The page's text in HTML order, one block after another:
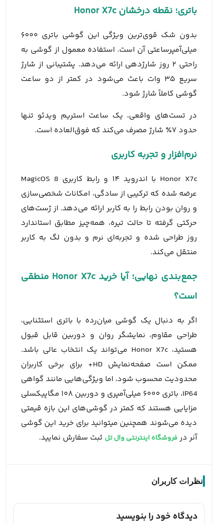
باتری؛ نقطه درخشان Honor X7c
بدون شک قوی‌ترین ویژگی این گوشی
باتری ۶۰۰۰
میلی‌آمپرساعتی آن است. استفاده معمول از گوشی به
راحتی ۲ روز شارژدهی ارائه می‌دهد. پشتیبانی از شارژ
سریع ۳۵ وات باعث می‌شود در کمتر از دو ساعت
گوشی کاملاً شارژ شود.
در تست‌های واقعی، یک ساعت استریم ویدئو تنها
حدود ۷٪ شارژ مصرف می‌کند که فوق‌العاده است.
نرم‌افزار و تجربه کاربری
Honor X7c با اندروید ۱۴ و رابط کاربری MagicOS 8
عرضه شده که ترکیبی از سادگی، امکانات شخصی‌سازی
و روان بودن رابط را به کاربر ارائه می‌دهد. از ژست‌های
حرکتی گرفته تا حالت تیره، همه‌چیز مطابق استاندارد
روز طراحی شده و تجربه‌ای نرم و بدون لگ به کاربر
منتقل می‌کند.
جمع‌بندی نهایی؛ آیا خرید Honor X7c منطقی
است؟
اگر به دنبال یک گوشی میان‌رده با باتری استثنایی،
طراحی مقاوم، نمایشگر روان و دوربین قابل قبول
هستید، Honor X7c می‌تواند یک انتخاب عالی باشد.
ممکن است صفحه‌نمایش HD+ برای برخی کاربران
محدودیت محسوب شود، اما ویژگی‌هایی مانند گواهی
IP64، باتری ۶۰۰۰ میلی‌آمپری و دوربین ۱۰۸ مگاپیکسلی
مزایایی هستند که کمتر در گوشی‌های این بازه قیمتی
دیده می‌شوند همچنین میتوانید برای خرید این گوشی
آنر در فروشگاه اینترنتی وال تل ثبت سفارش نمایید.
نظرات کاربران
دیدگاه خود را بنویسید